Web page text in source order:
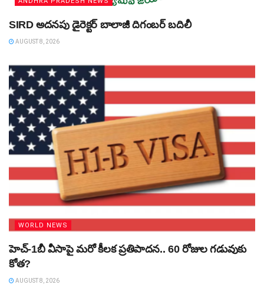
SIRD అదనపు డైరెక్టర్‌ బాలాజీ దిగంబర్‌ బదిలీ
AUGUST 8, 2026
WORLD NEWS
హెచ్‌-1బీ వీసాపై మరో కీలక ప్రతిపాదన.. 60 రోజుల గడువుకు
కోత?
AUGUST 8, 2026